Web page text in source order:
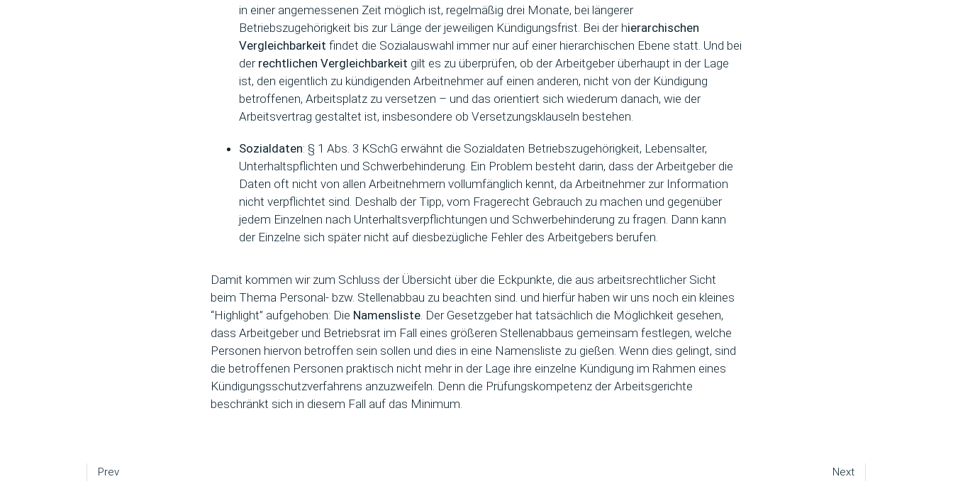
in einer angemessenen Zeit möglich ist, regelmäßig drei Monate, bei längerer
Betriebszugehörigkeit bis zur Länge der jeweiligen Kündigungsfrist. Bei der hierarchischen
Vergleichbarkeit findet die Sozialauswahl immer nur auf einer hierarchischen Ebene statt. Und bei
der rechtlichen Vergleichbarkeit gilt es zu überprüfen, ob der Arbeitgeber überhaupt in der Lage
ist, den eigentlich zu kündigenden Arbeitnehmer auf einen anderen, nicht von der Kündigung
betroffenen, Arbeitsplatz zu versetzen – und das orientiert sich wiederum danach, wie der
Arbeitsvertrag gestaltet ist, insbesondere ob Versetzungsklauseln bestehen.
Sozialdaten: § 1 Abs. 3 KSchG erwähnt die Sozialdaten Betriebszugehörigkeit, Lebensalter,
Unterhaltspflichten und Schwerbehinderung. Ein Problem besteht darin, dass der Arbeitgeber die
Daten oft nicht von allen Arbeitnehmern vollumfänglich kennt, da Arbeitnehmer zur Information
nicht verpflichtet sind. Deshalb der Tipp, vom Fragerecht Gebrauch zu machen und gegenüber
jedem Einzelnen nach Unterhaltsverpflichtungen und Schwerbehinderung zu fragen. Dann kann
der Einzelne sich später nicht auf diesbezügliche Fehler des Arbeitgebers berufen.
Damit kommen wir zum Schluss der Übersicht über die Eckpunkte, die aus arbeitsrechtlicher Sicht
beim Thema Personal- bzw. Stellenabbau zu beachten sind. und hierfür haben wir uns noch ein kleines
“Highlight” aufgehoben: Die Namensliste. Der Gesetzgeber hat tatsächlich die Möglichkeit gesehen,
dass Arbeitgeber und Betriebsrat im Fall eines größeren Stellenabbaus gemeinsam festlegen, welche
Personen hiervon betroffen sein sollen und dies in eine Namensliste zu gießen. Wenn dies gelingt, sind
die betroffenen Personen praktisch nicht mehr in der Lage ihre einzelne Kündigung im Rahmen eines
Kündigungsschutzverfahrens anzuzweifeln. Denn die Prüfungskompetenz der Arbeitsgerichte
beschränkt sich in diesem Fall auf das Minimum.
Prev Next